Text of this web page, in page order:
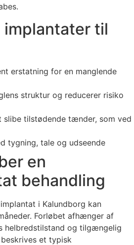
implantater til
erstatning for en manglende
struktur og reducerer risiko
slibe tilstødende tænder, som ved
tygning, tale og udseende
en
behandling
i Kalundborg kan
Forløbet afhænger af
helbredstilstand og tilgængelig
et typisk